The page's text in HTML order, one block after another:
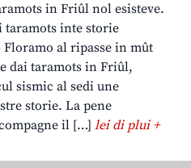
in Friûl nol esisteve.
taramots inte storie
al ripasse in mût
dai taramots in Friûl,
sismic al sedi une
storie. La pene
il […] lei di plui +